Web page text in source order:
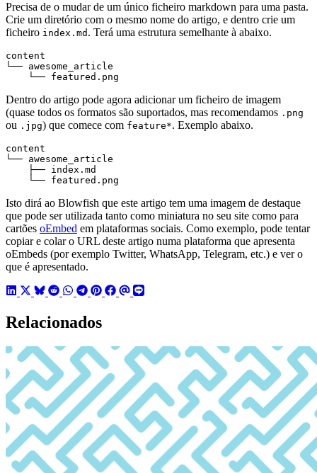
Precisa de o mudar de um único ficheiro markdown para uma pasta.
Crie um diretório com o mesmo nome do artigo, e dentro crie um
ficheiro index.md . Terá uma estrutura semelhante à abaixo.
    └── featured.png
Dentro do artigo pode agora adicionar um ficheiro de imagem
(quase todos os formatos são suportados, mas recomendamos .png
ou .jpg) que comece com feature*. Exemplo abaixo.
    └── featured.png
Isto dirá ao Blowfish que este artigo tem uma imagem de destaque
que pode ser utilizada tanto como miniatura no seu site como para
cartões oEmbed em plataformas sociais. Como exemplo, pode tentar
copiar e colar o URL deste artigo numa plataforma que apresenta
oEmbeds (por exemplo Twitter, WhatsApp, Telegram, etc.) e ver o
que é apresentado.
Relacionados